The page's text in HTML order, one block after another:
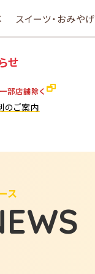
スイーツ・おみやげ
せ
部店舗除く
のご案内
ス